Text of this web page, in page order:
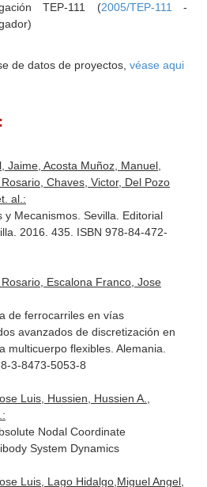
TEP-111 (2005/TEP-111
-
de datos de proyectos, véase aqui
Jaime, Acosta Muñoz, Manuel,
Chaves, Victor, Del Pozo
al.:
y Mecanismos. Sevilla. Editorial
2016. 435. ISBN 978-84-472-
Escalona Franco, Jose
de ferrocarriles en vías
avanzados de discretización en
multicuerpo flexibles. Alemania.
3-8473-5053-8
Luis, Hussien, Hussien A.,
Nodal Coordinate
System Dynamics
Luis, Lago Hidalgo,Miguel Angel,